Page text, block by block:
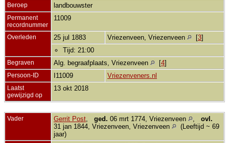
Beroep landbouwster
Permanent
recordnummer
11009
Overleden 25 jul 1883 Vriezenveen, Vriezenveen [3]
Tijd: 21:00
Begraven Alg. begraafplaats, Vriezenveen [4]
Persoon-ID I11009 Vriezenveners.nl
Laatst
gewijzigd op
13 okt 2018
Vader Gerrit Post ged. 06 mrt 1774, Vriezenveen
ovl.
31 jan 1844, Vriezenveen, Vriezenveen
(Leeftijd ~ 69
jaar)